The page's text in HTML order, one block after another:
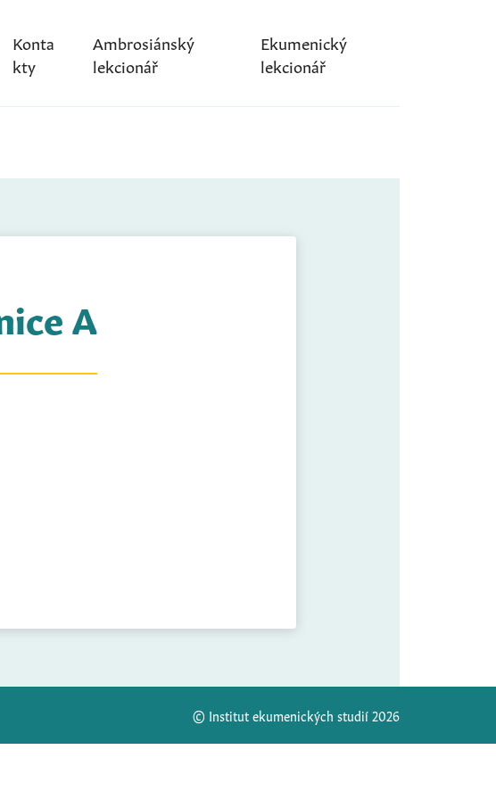
Konta
kty
Ambrosiánský
lekcionář
Ekumenický
lekcionář
A
© Institut ekumenických studií 2026